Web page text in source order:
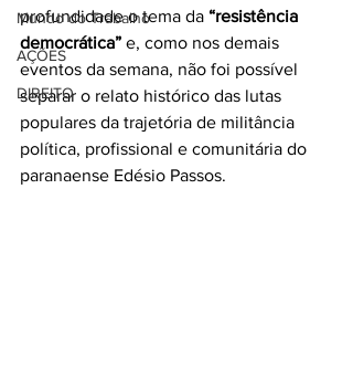
Mundo do Trabalho
AÇÕES
DIREITO
profundidade o tema da “resistência
democrática” e, como nos demais
eventos da semana, não foi possível
separar o relato histórico das lutas
populares da trajetória de militância
política, profissional e comunitária do
paranaense Edésio Passos.